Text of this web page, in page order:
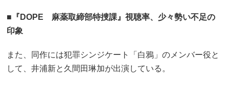
■『DOPE 麻薬取締部特捜課』視聴率、少々勢い不足の
印象
また、同作には犯罪シンジケート「白鴉」のメンバー役と
して、井浦新と久間田琳加が出演している。